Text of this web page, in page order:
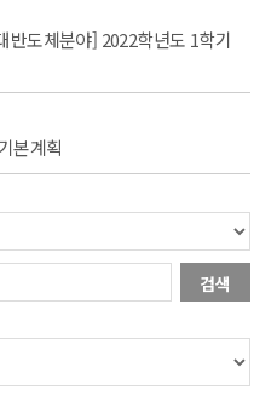
반도체분야] 2022학년도 1학기
본계획
검색